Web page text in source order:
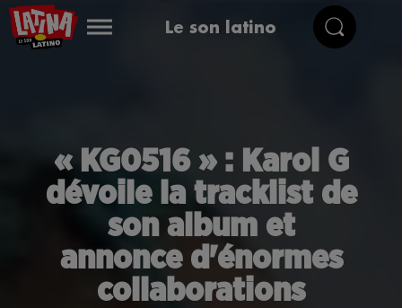
Le son latino
« KG0516 » : Karol G
dévoile la tracklist de
son album et
annonce d'énormes
collaborations